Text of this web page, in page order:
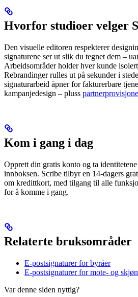
Hvorfor studioer velger
Den visuelle editoren respekterer
signaturene ser ut slik du tegnet dem –
Arbeidsområder holder hver kunde
Rebrandinger rulles ut på sekunder i
signaturarbeid åpner for fakturerbare
kampanjedesign – pluss
Kom i gang i dag
Opprett din gratis konto og ta
innboksen. Scribe tilbyr en 14-dagers
om kredittkort, med tilgang til alle
for å komme i gang.
Relaterte bruksområder
E-postsignaturer for byråer
E-postsignaturer for mote- og
Var denne siden nyttig?